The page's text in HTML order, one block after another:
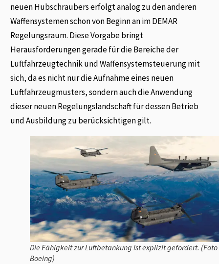
neuen Hubschraubers erfolgt analog zu den anderen
Waffensystemen schon von Beginn an im DEMAR
Regelungsraum. Diese Vorgabe bringt
Herausforderungen gerade für die Bereiche der
Luftfahrzeugtechnik und Waffensystemsteuerung mit
sich, da es nicht nur die Aufnahme eines neuen
Luftfahrzeugmusters, sondern auch die Anwendung
dieser neuen Regelungslandschaft für dessen Betrieb
und Ausbildung zu berücksichtigen gilt.
Die Fähigkeit zur Luftbetankung ist explizit gefordert.
Boeing)